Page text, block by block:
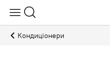
Кондиціонери